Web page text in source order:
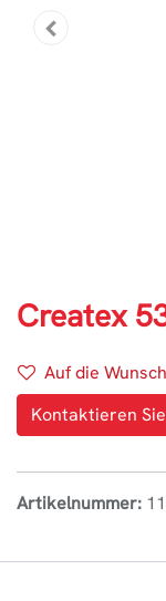
Createx
Auf die
Kontaktieren
Artikelnummer: